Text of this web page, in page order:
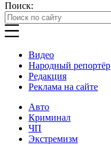
Поиск:
Видео
Народный репортёр
Редакция
Реклама на сайте
Авто
Криминал
ЧП
Экстремизм